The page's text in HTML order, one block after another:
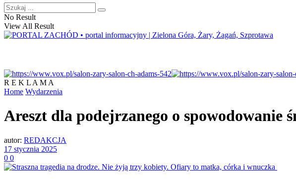
No Result
View All Result
R E K L A M A
Home Wydarzenia
Areszt dla podejrzanego o spowodowanie
autor: REDAKCJA
17 stycznia 2025
0 0